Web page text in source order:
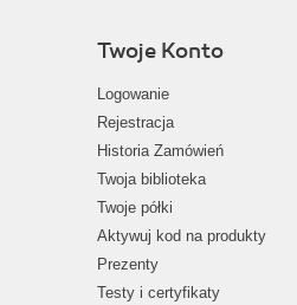
Twoje Konto
Logowanie
Rejestracja
Historia Zamówień
Twoja biblioteka
Twoje półki
Aktywuj kod na produkty
Prezenty
Testy i certyfikaty